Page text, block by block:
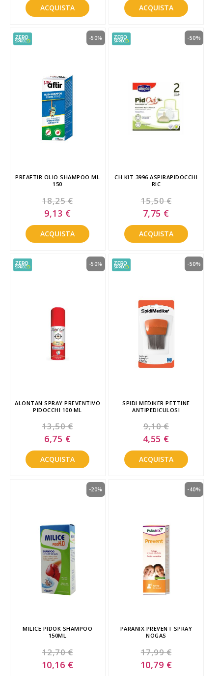
ACQUISTA ACQUISTA
PREAFTIR OLIO SHAMPOO ML
150
18,25 €
-50%
Special
Price
9,13 €
ACQUISTA
CH KIT 3996 ASPIRAPIDOCCHI
RIC
15,50 €
-50%
Special
Price
7,75 €
ACQUISTA
ALONTAN SPRAY PREVENTIVO
PIDOCCHI 100 ML
13,50 €
-50%
Special
Price
6,75 €
ACQUISTA
SPIDI MEDIKER PETTINE
ANTIPEDICULOSI
9,10 €
-50%
Special
Price
4,55 €
ACQUISTA
MILICE PIDOK SHAMPOO
150ML
12,70 €
-20%
Special
Price
10,16 €
PARANIX PREVENT SPRAY
NOGAS
17,99 €
-40%
Special
Price
10,79 €